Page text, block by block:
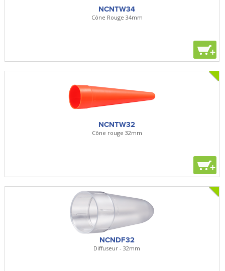
NCNTW34
Cône Rouge 34mm
+
NCNTW32
Cône rouge 32mm
+
NCNDF32
Diffuseur - 32mm